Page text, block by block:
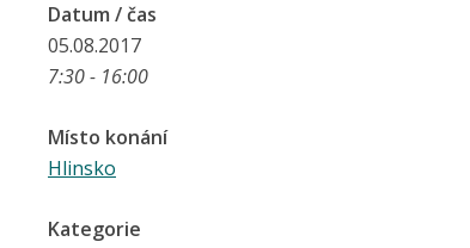
Datum / čas
05.08.2017
7:30 - 16:00
Místo konání
Hlinsko
Kategorie